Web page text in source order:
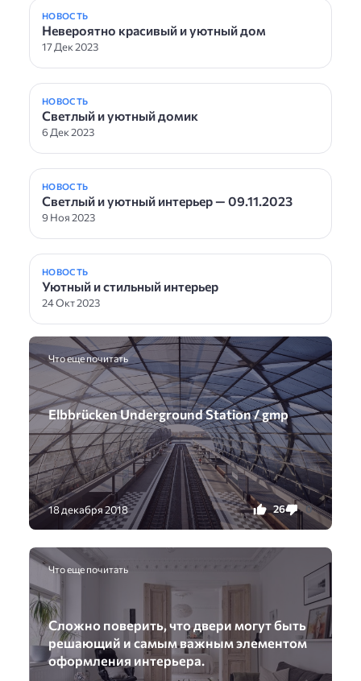
НОВОСТЬ
Невероятно красивый и уютный дом
17 Дек 2023
НОВОСТЬ
Светлый и уютный домик
6 Дек 2023
НОВОСТЬ
Светлый и уютный интерьер — 09.11.2023
9 Ноя 2023
НОВОСТЬ
Уютный и стильный интерьер
24 Окт 2023
Что еще почитать
Elbbrücken Underground Station / gmp
18 декабря 2018 26 0
Что еще почитать
Сложно поверить, что двери могут быть
решающий и самым важным элементом
оформления интерьера.